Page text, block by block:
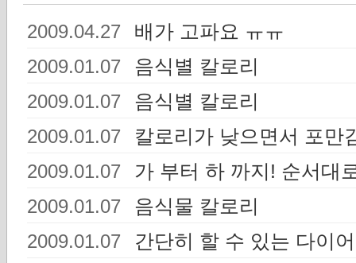
2009.04.27 배가 고파요 ㅠㅠ
2009.01.07 음식별 칼로리
2009.01.07 음식별 칼로리
2009.01.07 칼로리가 낮으면서 포만
2009.01.07 가 부터 하 까지! 순서대
2009.01.07 음식물 칼로리
2009.01.07 간단히 할 수 있는 다이